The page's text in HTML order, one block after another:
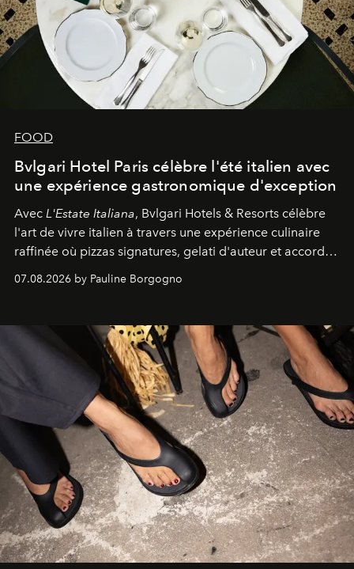
FOOD
Bvlgari Hotel Paris célèbre l'été italien avec
une expérience gastronomique d'exception
Avec L'Estate Italiana, Bvlgari Hotels & Resorts célèbre
l'art de vivre italien à travers une expérience culinaire
raffinée où pizzas signatures, gelati d'auteur et accords
d'exception composent un véritable voyage sensoriel.
07.08.2026 by Pauline Borgogno